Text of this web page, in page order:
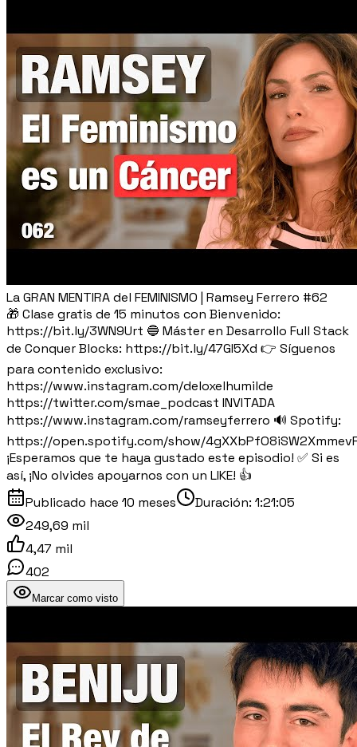
La GRAN MENTIRA del FEMINISMO | Ramsey Ferrero #62
🎁 Clase gratis de 15 minutos con Bienvenido:
https://bit.ly/3WN9Urt 🔵 Máster en Desarrollo Full Stack
de Conquer Blocks: https://bit.ly/47GI5Xd 👉 Síguenos
para contenido exclusivo:
https://www.instagram.com/deloxelhumilde
https://twitter.com/smae_podcast INVITADA
https://www.instagram.com/ramseyferrero 🔊 Spotify:
https://open.spotify.com/show/
¡Esperamos que te haya gustado este episodio! ✅ Si es
así, ¡No olvides apoyarnos con un LIKE! 👍
Publicado hace 10 meses Duración: 1:21:05
249,69 mil
4,47 mil
402
Marcar como visto